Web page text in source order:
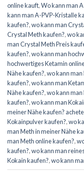
online kauft,Wo kann man
kann man A-PVP-Kristalle
kaufen?,wo kann man
Crystal Meth kaufen?,wo
man Crystal Meth Preis
kaufen?,wo kann man
hochwertiges Ketamin
Nähe kaufen?,wo kann
kaufen?,wo kann man
Nähe kaufen?,wo kann
kaufen?,wo kann man
meiner Nähe kaufen?
Kokainpulver kaufen?,wo
man Meth in meiner Nähe
man Meth online kaufen?,
kaufen?,wo kann man
Kokain kaufen?,wo kann